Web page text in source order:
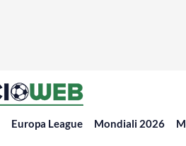
Europa League Mondiali 2026